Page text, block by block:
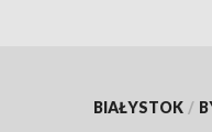
BIAŁYSTOK /